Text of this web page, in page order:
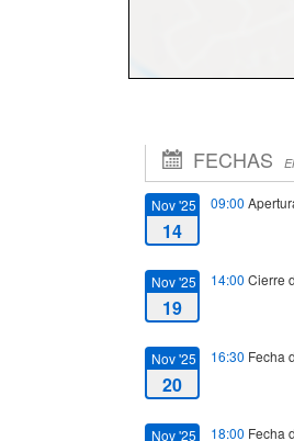
FECHAS
Nov '25
14
09:00
Nov '25
19
14:00 Cierre
Nov '25
20
16:30 Fecha
Nov '25 18:00 Fecha